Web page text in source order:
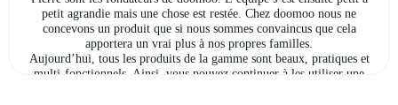
petit agrandie mais une chose est restée. Chez doomoo nous ne
concevons un produit que si nous sommes convaincus que cela
apportera un vrai plus à nos propres familles.
Aujourd’hui, tous les produits de la gamme sont beaux, pratiques et
multi-fonctionnels. Ainsi, vous pouvez continuer à les utiliser une